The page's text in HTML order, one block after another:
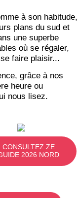
à son habitude,
plans du sud et
une superbe
où se régaler,
faire plaisir...
grâce à nos
heure ou
nous lisez.
CONSULTEZ ZE
2026 NORD